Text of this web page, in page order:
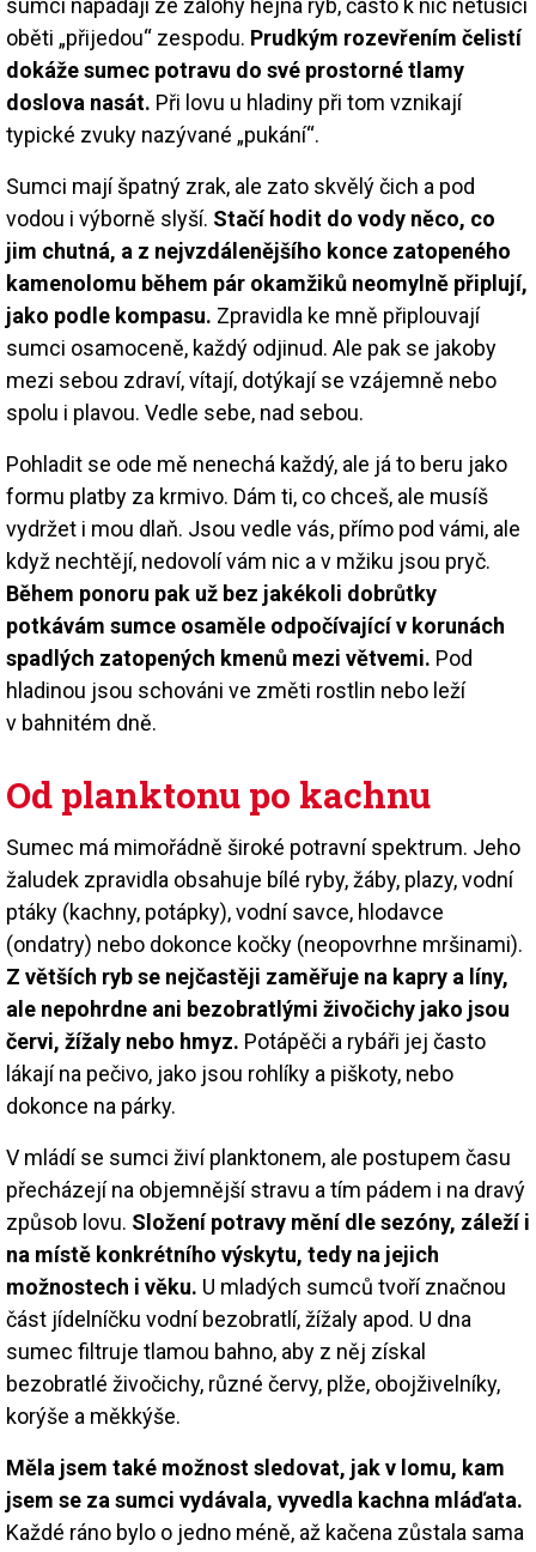
sumci napadají ze zálohy hejna ryb, často k nic netušící
oběti „přijedou“ zespodu. Prudkým rozevřením čelistí
dokáže sumec potravu do své prostorné tlamy
doslova nasát. Při lovu u hladiny při tom vznikají
typické zvuky nazývané „pukání“.
Sumci mají špatný zrak, ale zato skvělý čich a pod
vodou i výborně slyší. Stačí hodit do vody něco, co
jim chutná, a z nejvzdálenějšího konce zatopeného
kamenolomu během pár okamžiků neomylně připlují,
jako podle kompasu. Zpravidla ke mně připlouvají
sumci osamoceně, každý odjinud. Ale pak se jakoby
mezi sebou zdraví, vítají, dotýkají se vzájemně nebo
spolu i plavou. Vedle sebe, nad sebou.
Pohladit se ode mě nenechá každý, ale já to beru jako
formu platby za krmivo. Dám ti, co chceš, ale musíš
vydržet i mou dlaň. Jsou vedle vás, přímo pod vámi, ale
když nechtějí, nedovolí vám nic a v mžiku jsou pryč.
Během ponoru pak už bez jakékoli dobrůtky
potkávám sumce osaměle odpočívající v korunách
spadlých zatopených kmenů mezi větvemi. Pod
hladinou jsou schováni ve změti rostlin nebo leží
v bahnitém dně.
Od planktonu po kachnu
Sumec má mimořádně široké potravní spektrum. Jeho
žaludek zpravidla obsahuje bílé ryby, žáby, plazy, vodní
ptáky (kachny, potápky), vodní savce, hlodavce
(ondatry) nebo dokonce kočky (neopovrhne mršinami).
Z větších ryb se nejčastěji zaměřuje na kapry a líny,
ale nepohrdne ani bezobratlými živočichy jako jsou
červi, žížaly nebo hmyz. Potápěči a rybáři jej často
lákají na pečivo, jako jsou rohlíky a piškoty, nebo
dokonce na párky.
V mládí se sumci živí planktonem, ale postupem času
přecházejí na objemnější stravu a tím pádem i na dravý
způsob lovu. Složení potravy mění dle sezóny, záleží i
na místě konkrétního výskytu, tedy na jejich
možnostech i věku. U mladých sumců tvoří značnou
část jídelníčku vodní bezobratlí, žížaly apod. U dna
sumec filtruje tlamou bahno, aby z něj získal
bezobratlé živočichy, různé červy, plže, obojživelníky,
korýše a měkkýše.
Měla jsem také možnost sledovat, jak v lomu, kam
jsem se za sumci vydávala, vyvedla kachna mláďata.
Každé ráno bylo o jedno méně, až kačena zůstala sama